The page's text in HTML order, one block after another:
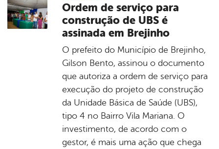
Ordem de serviço para
construção de UBS é
assinada em Brejinho
O prefeito do Município de Brejinho,
Gilson Bento, assinou o documento
que autoriza a ordem de serviço para
execução do projeto de construção
da Unidade Básica de Saúde (UBS),
tipo 4 no Bairro Vila Mariana. O
investimento, de acordo com o
gestor, é mais uma ação que chega